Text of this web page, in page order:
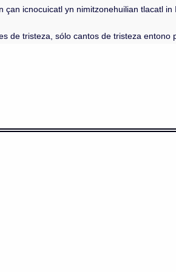
çan icnocuicatl yn nimitzonehuilian tlacatl
tristeza, sólo cantos de tristeza entono